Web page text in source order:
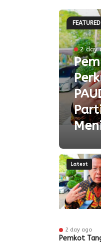
FEATURED
2 day
Latest
2 day ago
Pemkot